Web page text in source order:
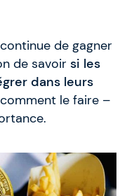
continue de gagner
de savoir si les
dans leurs
le faire –